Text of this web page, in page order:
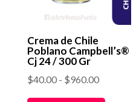
Crema de Chile
Poblano Campbell’s®
Cj 24 / 300 Gr
$40.00 - $960.00Rango